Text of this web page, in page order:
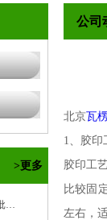
>更多
北京丰台纸箱厂主营水果纸箱批发业务
公司
北京瓦
1、胶印
胶印工
比较固
左右，